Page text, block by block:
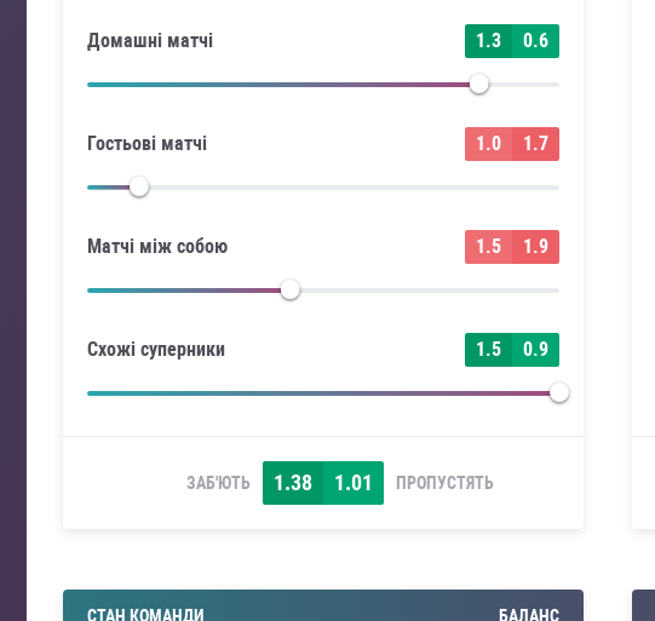
Домашні матчі 1.3 0.6
Гостьові матчі 1.0 1.7
Матчі між собою 1.5 1.9
Схожі суперники 1.5 0.9
ЗАБ'ЮТЬ 1.38 1.01 ПРОПУСТЯТЬ
СТАН КОМАНДИ БАЛАНС